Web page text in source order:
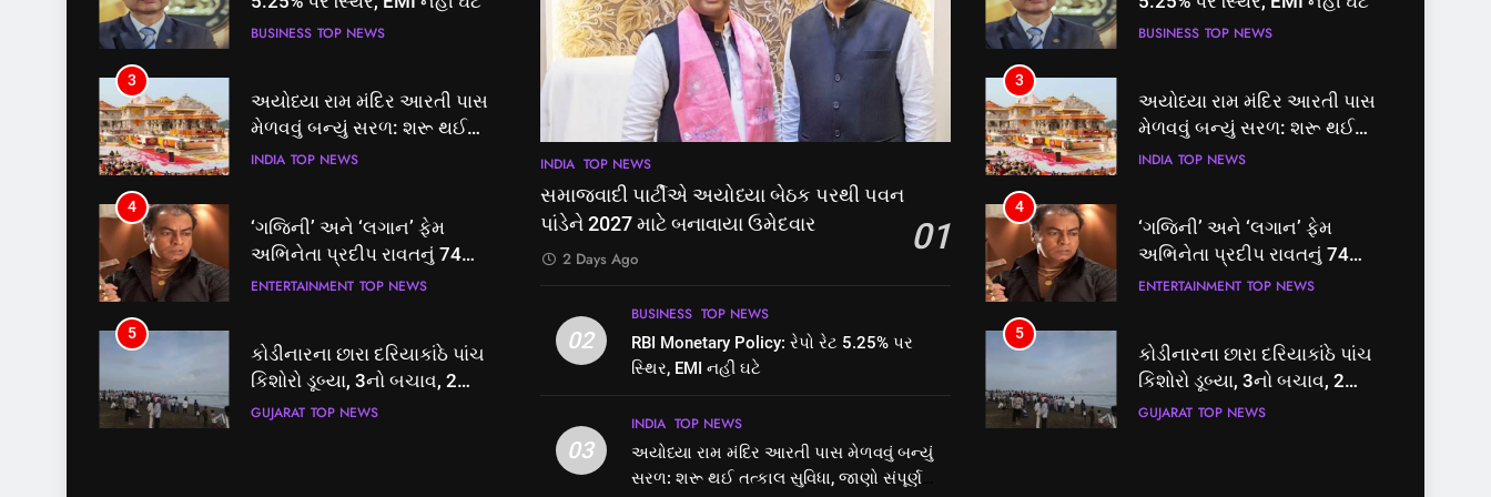
BUSINESS TOP NEWS
3
અયોધ્યા રામ મંદિર આરતી પાસ
મેળવવું બન્યું સરળ: શરૂ થઈ
તત્કાલ સુવિધા, જાણો સંપૂર્ણ
INDIA TOP NEWS
4
‘ગજિની’ અને ‘લગાન’ ફેમ
અભિનેતા પ્રદીપ રાવતનું 74
વર્ષની વયે નિધન, બ્લડ કેન્સર
ENTERTAINMENT TOP NEWS
5
કોડીનારના છારા દરિયાકાંઠે પાંચ
કિશોરો ડૂબ્યા, 3નો બચાવ, 2
લાપતા
GUJARAT TOP NEWS
INDIA TOP NEWS
સમાજવાદી પાર્ટીએ અયોધ્યા બેઠક પરથી પવન
પાંડેને 2027 માટે બનાવાયા ઉમેદવાર
01
2 Days Ago
02
BUSINESS TOP NEWS
RBI Monetary Policy: રેપો રેટ 5.25% પર
સ્થિર, EMI નહીં ઘટે
03
INDIA TOP NEWS
અયોધ્યા રામ મંદિર આરતી પાસ મેળવવું બન્યું
સરળ: શરૂ થઈ તત્કાલ સુવિધા, જાણો સંપૂર્ણ
BUSINESS TOP NEWS
3
અયોધ્યા રામ મંદિર આરતી પાસ
મેળવવું બન્યું સરળ: શરૂ થઈ
તત્કાલ સુવિધા, જાણો સંપૂર્ણ
INDIA TOP NEWS
4
‘ગજિની’ અને ‘લગાન’ ફેમ
અભિનેતા પ્રદીપ રાવતનું 74
વર્ષની વયે નિધન, બ્લડ કેન્સર
ENTERTAINMENT TOP NEWS
5
કોડીનારના છારા દરિયાકાંઠે પાંચ
કિશોરો ડૂબ્યા, 3નો બચાવ, 2
લાપતા
GUJARAT TOP NEWS